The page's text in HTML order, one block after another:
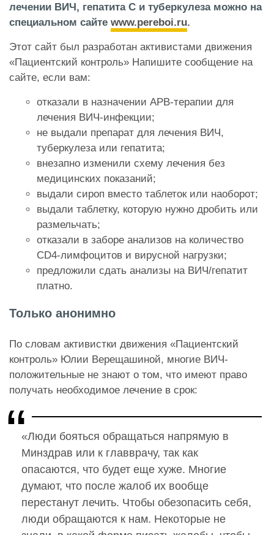
лечении ВИЧ, гепатита С и туберкулеза можно на
специальном сайте www.pereboi.ru.
Этот сайт был разработан активистами движения
«Пациентский контроль» Напишите сообщение на
сайте, если вам:
отказали в назначении АРВ-терапии для
лечения ВИЧ-инфекции;
не выдали препарат для лечения ВИЧ,
туберкулеза или гепатита;
внезапно изменили схему лечения без
медицинских показаний;
выдали сироп вместо таблеток или наоборот;
выдали таблетку, которую нужно дробить или
размельчать;
отказали в заборе анализов на количество
CD4-лимфоцитов и вирусной нагрузки;
предложили сдать анализы на ВИЧ/гепатит
платно.
Только анонимно
По словам активистки движения «Пациентский
контроль» Юлии Верещашиной, многие ВИЧ-
положительные не знают о том, что имеют право
получать необходимое лечение в срок:
«Люди бояться обращаться напрямую в
Минздрав или к главврачу, так как
опасаются, что будет еще хуже. Многие
думают, что после жалоб их вообще
перестанут лечить. Чтобы обезопасить себя,
люди обращаются к нам. Некоторые не